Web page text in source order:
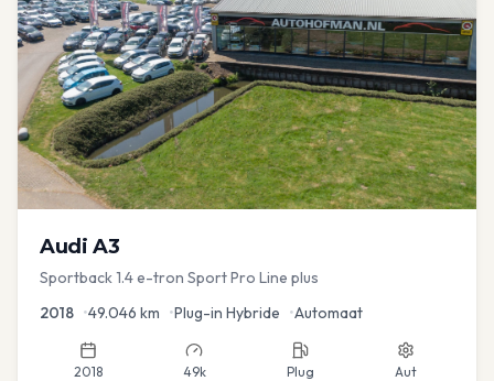
Audi A3
Sportback 1.4 e-tron Sport Pro Line plus
2018 •49.046 km •Plug-in Hybride •Automaat
2018 49k Plug Aut